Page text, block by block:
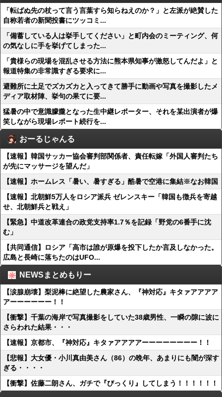
「転ばぬ先の杖って言う言葉すら知らねえのか？」と左派が絶賛した
自称若者の新聞投書にツッコミ...
「備蓄している人は挙手してください」と町内会のミーティング、何
の気なしに手を挙げてしまった...
「貴様らの現場を混乱させる方法に熊本県知事が激怒してんだよ」と
報道特集の非常識すぎる要求に...
避難所に土足でズカズカと入ってきて勝手に動画や写真を撮影したメ
ディア取材陣、挙句の果てに要...
猛暑の中で意識朦朧となった生中継レポーター、それを某出演者が爆
笑しながら現場レポート続行を...
おーるじゃんる
【速報】韓国サッカー協会審判部関係者、責任転嫁「外国人審判たち
が先にマッサージを望んだ」
【速報】ホームレス「暑い、暑すぎる」酷暑で空港に集結※なお韓国
【速報】北朝鮮5万人をロシア派兵 ゼレンスキー「韓国も徴兵を寄越
せ、北朝鮮兵と戦え」
【緊急】中道改革連合の政党支持率1.7％を記録「野党の6番手に沈
む」
【共同通信】ロシア「高市は誰が原爆を投下したか言及しなかった。
広島と長崎に落ちたのはUFO...
NEWSまとめもりー
【涙腺崩壊】梨泥棒に絶望した農家さん、『神対応』キタァアアアア
アーーーーーー！！
【衝撃】千葉の海岸で写真撮影をしていた38歳男性、一瞬の隙に波に
さらわれた結果・・・
【速報】京都市、『神対応』キタァアアアアーーーーーーーー！！
【悲報】大女優・小川真由美さん（86）の晩年、あまりにも闇が深す
ぎる・・・・
【衝撃】佐藤二朗さん、ガチで『びっくり』してしまう！！！！！！